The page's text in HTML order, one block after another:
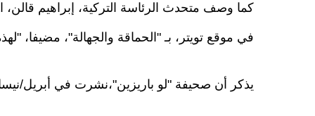
كما وصف متحدث الرئاسة التركية، إبراهيم
في موقع تويتر، بـ "الحماقة والجهالة"، مضيفا،
يذكر أن صحيفة "لو باريزين"،نشرت في أبريل/